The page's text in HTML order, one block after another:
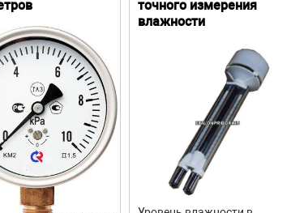
точного измерения
влажности